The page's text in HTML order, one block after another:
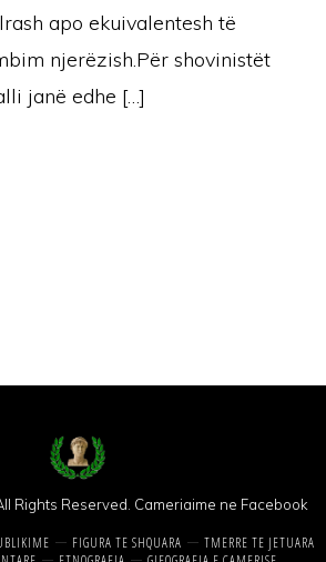
apo ekuivalentesh të
njerëzish.Për shovinistët
janë edhe […]
Rights Reserved. Cameriaime ne Facebook
FIGURA TE SHQUARA
TMERRE TE JETUARA